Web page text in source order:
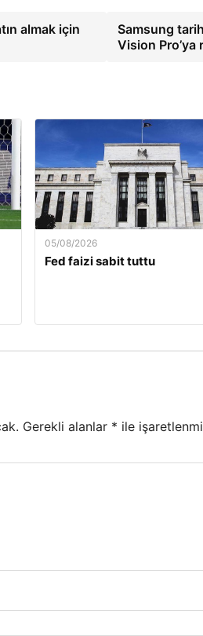
almak için
Samsung
Vision
05/08/2026
Fed faizi sabit tuttu
Gerekli alanlar * ile